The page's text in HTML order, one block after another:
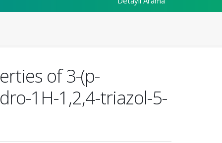
of 3-(p-
1H-1,2,4-triazol-5-